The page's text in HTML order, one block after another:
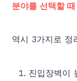
분야를 선택할
역시 3가지로 정
진입장벽이